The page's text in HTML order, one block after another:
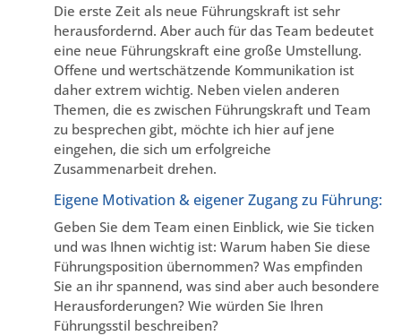
Die erste Zeit als neue Führungskraft ist sehr
herausfordernd. Aber auch für das Team bedeutet
eine neue Führungskraft eine große Umstellung.
Offene und wertschätzende Kommunikation ist
daher extrem wichtig. Neben vielen anderen
Themen, die es zwischen Führungskraft und Team
zu besprechen gibt, möchte ich hier auf jene
eingehen, die sich um erfolgreiche
Zusammenarbeit drehen.
Eigene Motivation & eigener Zugang zu Führung:
Geben Sie dem Team einen Einblick, wie Sie ticken
und was Ihnen wichtig ist: Warum haben Sie diese
Führungsposition übernommen? Was empfinden
Sie an ihr spannend, was sind aber auch besondere
Herausforderungen? Wie würden Sie Ihren
Führungsstil beschreiben?